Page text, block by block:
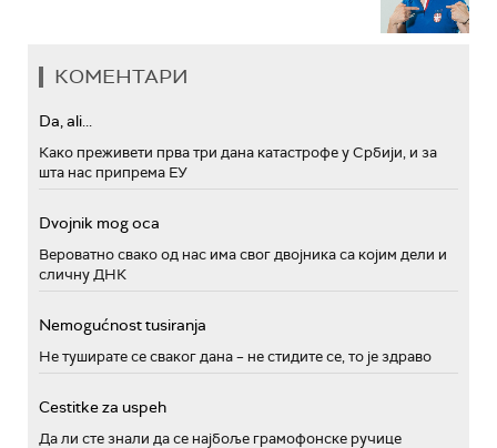
КОМЕНТАРИ
Da, ali...
Како преживети прва три дана катастрофе у Србији, и за
шта нас припрема ЕУ
Dvojnik mog oca
Вероватно свако од нас има свог двојника са којим дели и
сличну ДНК
Nemogućnost tusiranja
Не туширате се сваког дана – не стидите се, то је здраво
Cestitke za uspeh
Да ли сте знали да се најбоље грамофонске ручице